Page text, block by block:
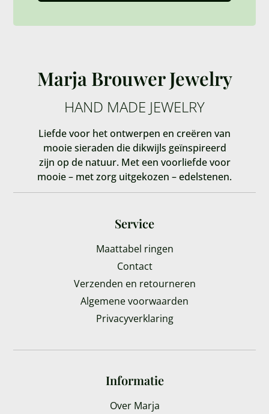
Marja Brouwer Jewelry
HAND MADE JEWELRY
Liefde voor het ontwerpen en creëren van
mooie sieraden die dikwijls geïnspireerd
zijn op de natuur. Met een voorliefde voor
mooie – met zorg uitgekozen – edelstenen.
Service
Maattabel ringen
Contact
Verzenden en retourneren
Algemene voorwaarden
Privacyverklaring
Informatie
Over Marja